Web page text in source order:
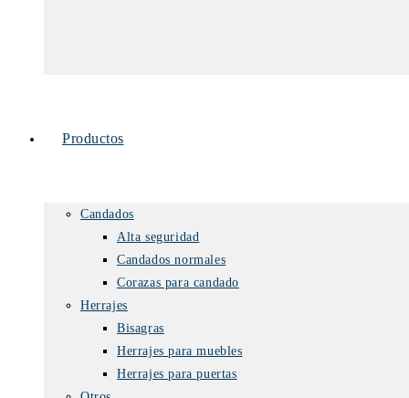
Productos
Candados
Alta seguridad
Candados normales
Corazas para candado
Herrajes
Bisagras
Herrajes para muebles
Herrajes para puertas